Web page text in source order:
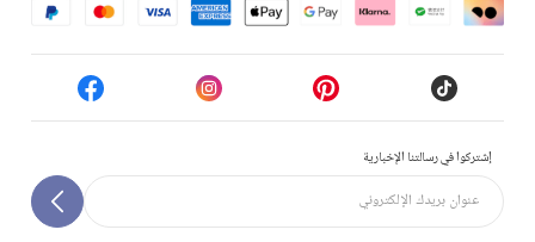
إشتركوا في رسالتنا الإخبارية